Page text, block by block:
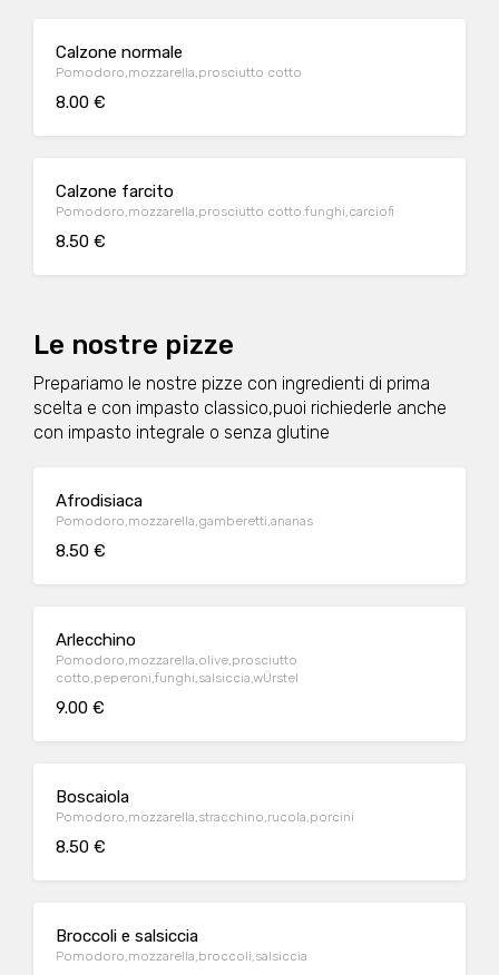
Calzone normale
Pomodoro,mozzarella,prosciutto cotto
8.00 €
Calzone farcito
Pomodoro,mozzarella,prosciutto cotto.funghi,carciofi
8.50 €
Le nostre pizze
Prepariamo le nostre pizze con ingredienti di prima
scelta e con impasto classico,puoi richiederle anche
con impasto integrale o senza glutine
Afrodisiaca
Pomodoro,mozzarella,gamberetti,ananas
8.50 €
Arlecchino
Pomodoro,mozzarella,olive,prosciutto
cotto,peperoni,funghi,salsiccia,wÜrstel
9.00 €
Boscaiola
Pomodoro,mozzarella,stracchino,rucola,porcini
8.50 €
Broccoli e salsiccia
Pomodoro,mozzarella,broccoli,salsiccia